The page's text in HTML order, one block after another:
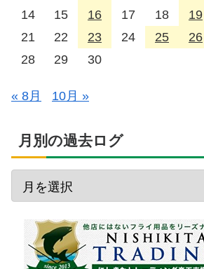
14
15 16 17 18 19
21
22 23 24 25 26
28
29 30
« 8月 10月 »
月別の過去ログ